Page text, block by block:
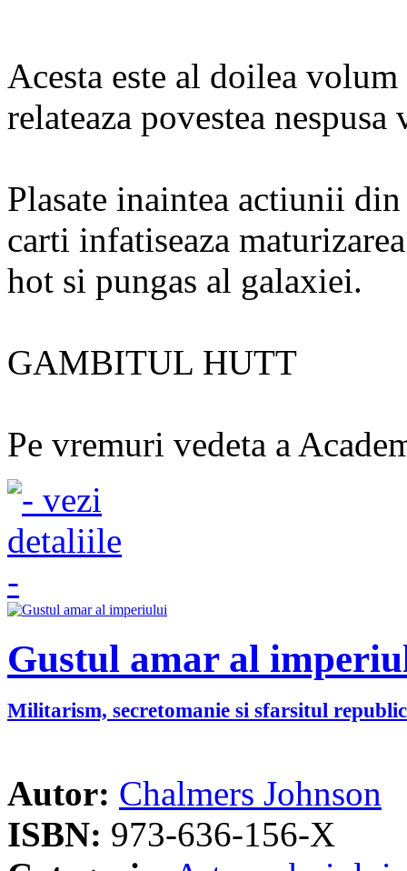
Acesta este al doilea
relateaza povestea
Plasate inaintea actiunii
carti infatiseaza
hot si pungas al galaxiei.
GAMBITUL HUTT
Pe vremuri vedeta a
Gustul amar al
Militarism, secretomanie si sfarsitul
Autor: Chalmers Johnson
ISBN: 973-636-156-X